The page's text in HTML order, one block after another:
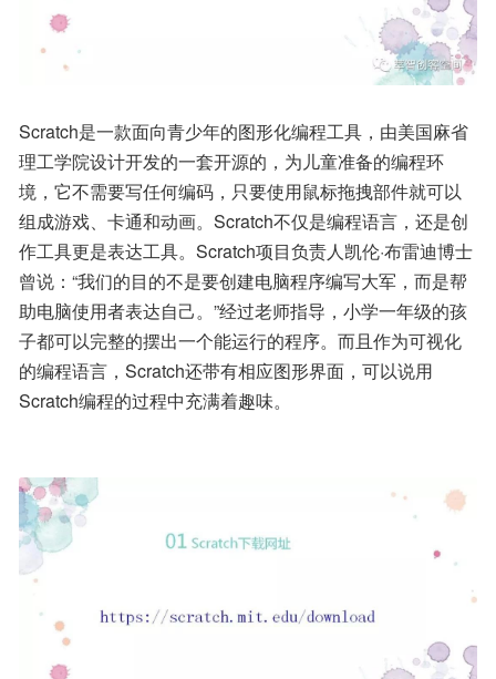
Scratch是一款面向青少年的图形化编程工具，由美国麻省
理工学院设计开发的一套开源的，为儿童准备的编程环
境，它不需要写任何编码，只要使用鼠标拖拽部件就可以
组成游戏、卡通和动画。Scratch不仅是编程语言，还是创
作工具更是表达工具。Scratch项目负责人凯伦·布雷迪博士
曾说：“我们的目的不是要创建电脑程序编写大军，而是帮
助电脑使用者表达自己。”经过老师指导，小学一年级的孩
子都可以完整的摆出一个能运行的程序。而且作为可视化
的编程语言，Scratch还带有相应图形界面，可以说用
Scratch编程的过程中充满着趣味。